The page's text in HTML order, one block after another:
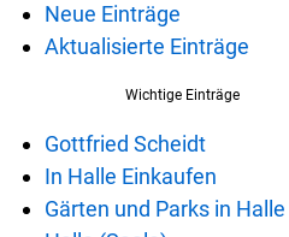
Neue Einträge
Aktualisierte Einträge
Wichtige Einträge
Gottfried Scheidt
In Halle Einkaufen
Gärten und Parks in Halle